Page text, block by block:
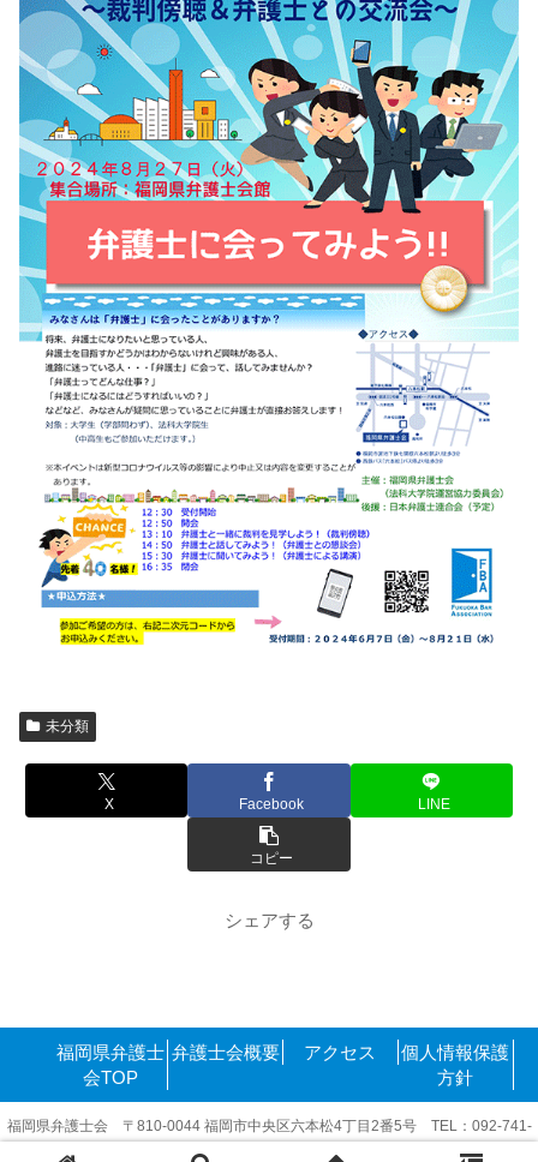
未分類
X Facebook LINE
コピー
シェアする
福岡県弁護士
会TOP
弁護士会概要 アクセス
個人情報保護
方針
福岡県弁護士会 〒810-0044 福岡市中央区六本松4丁目2番5号 TEL：092-741-